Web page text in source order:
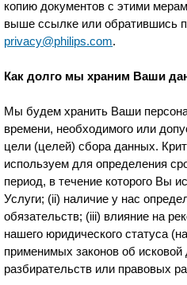
копию документов с этими
выше ссылке или обратившись
privacy@philips.com.
Как долго мы храним Ваши
Мы будем хранить Ваши
времени, необходимого или
цели (целей) сбора данных.
используем для определения
период, в течение которого Вы
Услуги; (ii) наличие у нас
обязательств; (iii) влияние на
нашего юридического статуса
применимых законов об
разбирательств или правовых